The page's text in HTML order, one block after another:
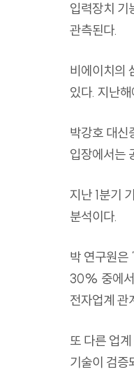
입력장치 기
관측된다.
비에이치의
있다. 지난
박강호 대신
입장에서는
지난 1분기
분석이다.
박 연구원은
30% 중에
전자업계 관
또 다른 업
기술이 검증